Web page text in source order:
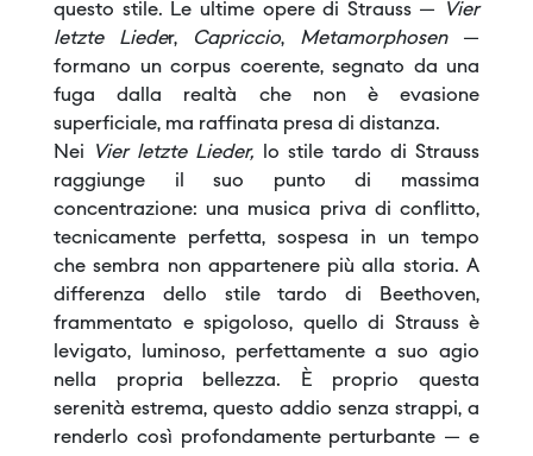
questo stile. Le ultime opere di Strauss —
Vier
letzte Lieder, Capriccio, Metamorphosen —
formano un corpus coerente, segnato da una
fuga dalla realtà che non è evasione
superficiale, ma raffinata presa di distanza.
Nei
Vier letzte Lieder, lo stile tardo di Strauss
raggiunge il suo punto di massima
concentrazione: una musica priva di conflitto,
tecnicamente perfetta, sospesa in un tempo
che sembra non appartenere più alla storia. A
differenza dello stile tardo di Beethoven,
frammentato e spigoloso, quello di Strauss è
levigato, luminoso, perfettamente a suo agio
nella propria bellezza. È proprio questa
serenità estrema, questo addio senza strappi, a
renderlo così profondamente perturbante — e